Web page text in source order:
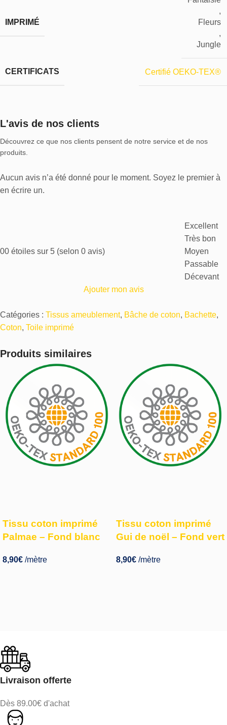
IMPRIMÉ
,
Fleurs
,
Jungle
CERTIFICATS Certifié OEKO-TEX®
L'avis de nos clients
Découvrez ce que nos clients pensent de notre service et de nos
produits.
Aucun avis n’a été donné pour le moment. Soyez le premier à
en écrire un.
00 étoiles sur 5 (selon 0 avis)
Excellent
Très bon
Moyen
Passable
Décevant
Ajouter mon avis
Catégories : Tissus ameublement, Bâche de coton, Bachette,
Coton, Toile imprimé
Produits similaires
Tissu coton imprimé
Palmae – Fond blanc
8,90€ /mètre
Tissu coton imprimé
Gui de noël – Fond vert
8,90€ /mètre
Livraison offerte
Dès 89.00€ d'achat